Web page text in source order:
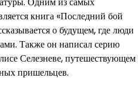
книга «Последний бой
о будущем, где люди
Также он написал серию
Селезневе, путешествующем
пришельцев.